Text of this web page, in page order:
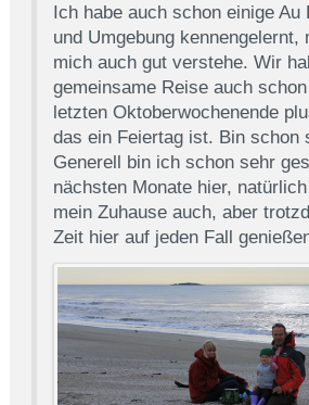
Ich habe auch schon einige Au
und Umgebung kennengelernt,
mich auch gut verstehe. Wir
gemeinsame Reise auch
letzten Oktoberwochenende
das ein Feiertag ist. Bin schon
Generell bin ich schon sehr
nächsten Monate hier,
mein Zuhause auch, aber
Zeit hier auf jeden Fall